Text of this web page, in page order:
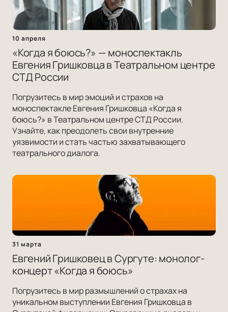
10 апреля
«Когда я боюсь?» — моноспектакль
Евгения Гришковца в Театральном центре
СТД России
Погрузитесь в мир эмоций и страхов на
моноспектакле Евгения Гришковца «Когда я
боюсь?» в Театральном центре СТД России.
Узнайте, как преодолеть свои внутренние
уязвимости и стать частью захватывающего
театрального диалога.
31 марта
Евгений Гришковец в Сургуте: монолог-
концерт «Когда я боюсь»
Погрузитесь в мир размышлений о страхах на
уникальном выступлении Евгения Гришковца в